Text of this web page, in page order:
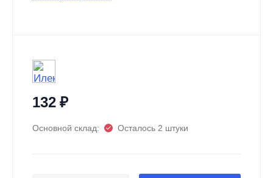
132₽
Основной склад: Осталось 2 штуки